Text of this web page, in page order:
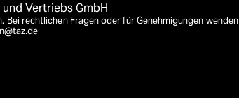
Vertriebs GmbH
Bei rechtlichen Fragen oder für Genehmigungen wenden